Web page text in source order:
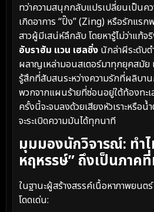
ทว่าความสนุกกลับแปรเปลี่ยนเป็นค
เกิดอาการ “ปิ๊ง” (Zing) หรือรักแร
สาวผู้มีเสน่ห์ลึกลับ โดยหารู้ไม่ว่าแท้จ
อับราฮัม แวน เฮลซิ่ง นักล่าผีระดับ
ผลาญเหล่ามอนสเตอร์มาทุกยุคสมั
รู้สึกที่สับสนระหว่างความรักที่ผลิบ
พวกจากแผนร้ายที่ซ่อนอยู่ใต้ท้องทะ
ครั้งนี้จะจบลงด้วยเสียงหัวเราะหรือ
จะระเบิดความมันได้ทุกนาที
มุมมองนักวิจารณ์: ทำ
หฤหรรษ์” ถึงเป็นภาค
ในฐานะผู้สร้างสรรค์เนื้อหาภาพยนต
โดดเด่น: